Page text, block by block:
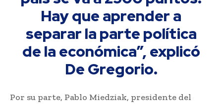
Hay que aprender a
separar la parte política
de la económica”, explicó
De Gregorio.
Por su parte, Pablo Miedziak, presidente del